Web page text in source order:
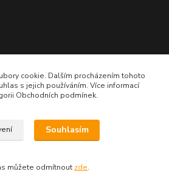
902 212 007
hod
IKOTLIKY.CZ, všetky práva vyhradené..
cookie. Dalším procházením tohoto
s jejich používáním. Více informací
Obchodních podmínek.
Souhlasím
můžete odmítnout zde.